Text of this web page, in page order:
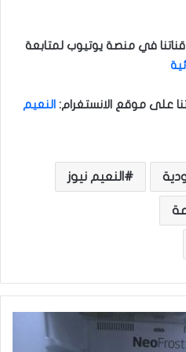
في منصة يوتيوب لمتابعة
على موقع الانستغرام: النعيم
النعيم نيوز